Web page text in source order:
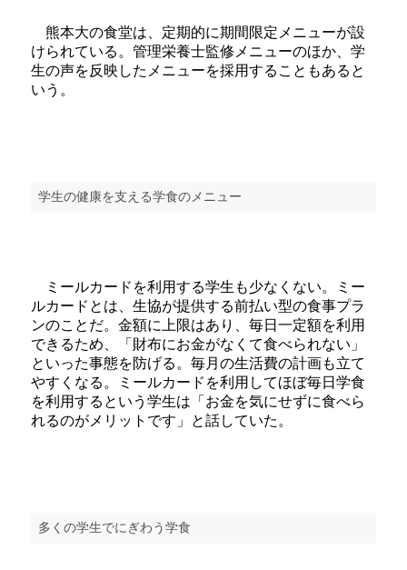
熊本大の食堂は、定期的に期間限定メニューが設
けられている。管理栄養士監修メニューのほか、学
生の声を反映したメニューを採用することもあると
いう。
学生の健康を支える学食のメニュー
ミールカードを利用する学生も少なくない。ミー
ルカードとは、生協が提供する前払い型の食事プラ
ンのことだ。金額に上限はあり、毎日一定額を利用
できるため、「財布にお金がなくて食べられない」
といった事態を防げる。毎月の生活費の計画も立て
やすくなる。ミールカードを利用してほぼ毎日学食
を利用するという学生は「お金を気にせずに食べら
れるのがメリットです」と話していた。
多くの学生でにぎわう学食